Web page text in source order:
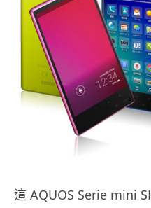
這 AQUOS Serie mini